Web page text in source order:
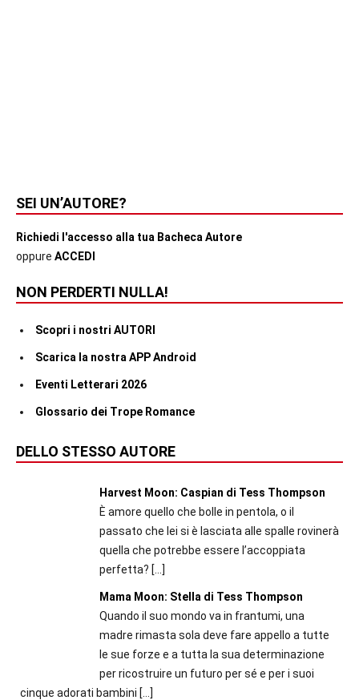
SEI UN’AUTORE?
Richiedi l'accesso alla tua Bacheca Autore
oppure ACCEDI
NON PERDERTI NULLA!
Scopri i nostri AUTORI
Scarica la nostra APP Android
Eventi Letterari 2026
Glossario dei Trope Romance
DELLO STESSO AUTORE
Harvest Moon: Caspian di Tess Thompson
È amore quello che bolle in pentola, o il
passato che lei si è lasciata alle spalle rovinerà
quella che potrebbe essere l’accoppiata
perfetta? […]
Mama Moon: Stella di Tess Thompson
Quando il suo mondo va in frantumi, una
madre rimasta sola deve fare appello a tutte
le sue forze e a tutta la sua determinazione
per ricostruire un futuro per sé e per i suoi
cinque adorati bambini […]